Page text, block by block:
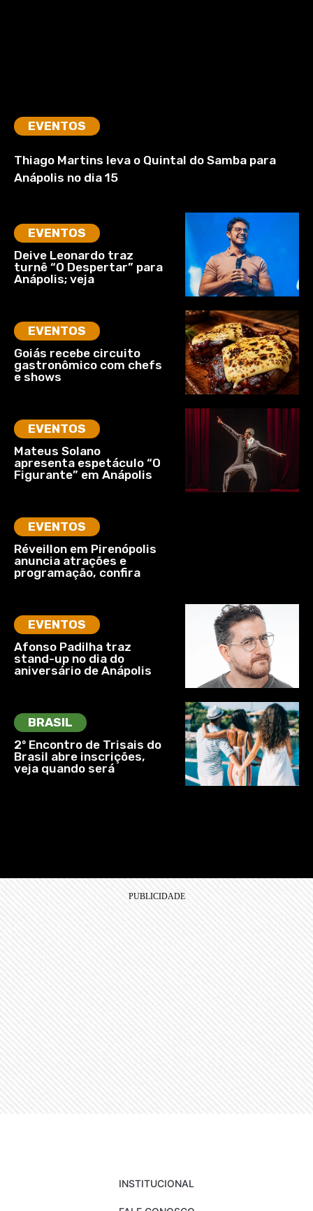
EVENTOS
Thiago Martins leva o Quintal do Samba para
Anápolis no dia 15
EVENTOS
Deive Leonardo traz
turnê “O Despertar” para
Anápolis; veja
EVENTOS
Goiás recebe circuito
gastronômico com chefs
e shows
EVENTOS
Mateus Solano
apresenta espetáculo “O
Figurante” em Anápolis
EVENTOS
Réveillon em Pirenópolis
anuncia atrações e
programação, confira
EVENTOS
Afonso Padilha traz
stand-up no dia do
aniversário de Anápolis
BRASIL
2º Encontro de Trisais do
Brasil abre inscrições,
veja quando será
INSTITUCIONAL